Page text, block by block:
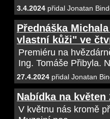
3.4.2024 přidal Jonatan
Přednáška
vlastní kůži" ve
Premiéru na
Ing. Tomáše Přibyla.
27.4.2024 přidal Jonatan
Nabídka na květen
V květnu nás kromě